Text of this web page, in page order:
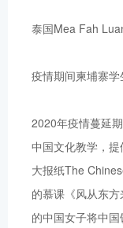
泰国Mea Fah
疫情期间柬埔寨
2020年疫情蔓延
中国文化教学，
大报纸The
的慕课《风从东
的中国女子将中